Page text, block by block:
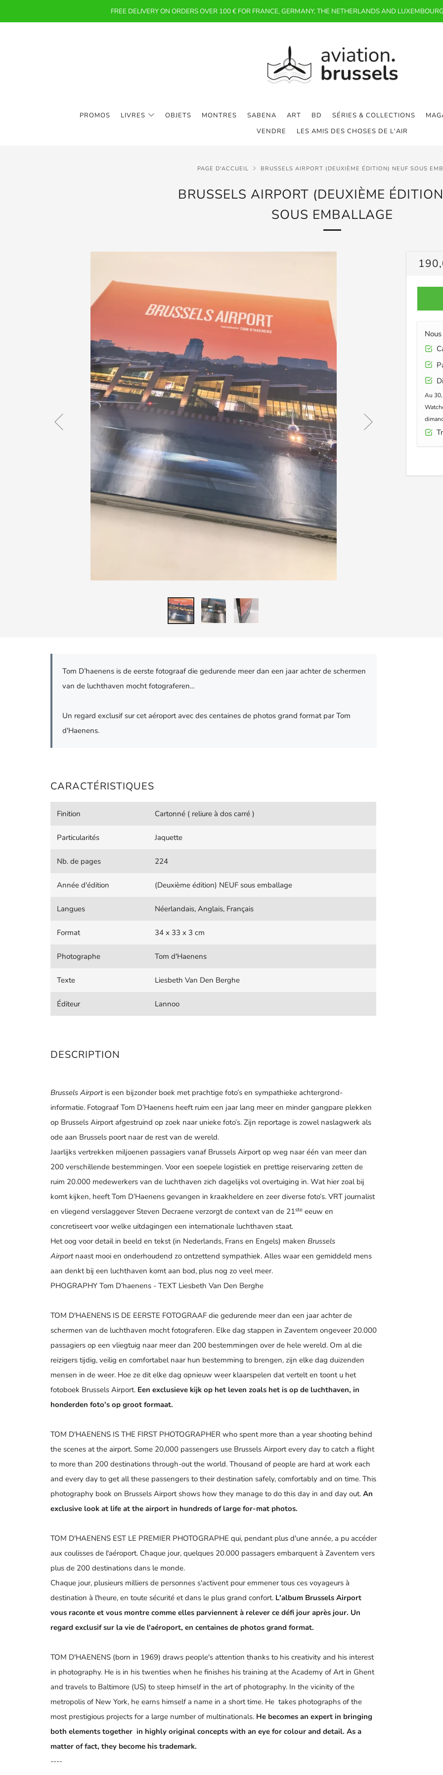
FREE DELIVERY ON ORDERS OVER 100 € FOR FRANCE, GERMANY, THE NETHERLANDS AND
PROMOS LIVRES OBJETS MONTRES SABENA ART BD SÉRIES & COLLECTIONS
VENDRE
LES AMIS DES CHOSES DE L'AIR
PAGE D'ACCUEIL BRUSSELS AIRPORT (DEUXIÈME ÉDITION) NEUF SOUS
BRUSSELS AIRPORT (DEUXIÈME
SOUS EMBALLAGE
PRIX
Au
Tom D’haenens is de eerste fotograaf die gedurende meer dan een jaar achter de schermen
van de luchthaven mocht fotograferen...
Un regard exclusif sur cet aéroport avec des centaines de photos grand format par Tom
d'Haenens.
CARACTÉRISTIQUES
Finition Cartonné ( reliure à dos carré )
Particularités Jaquette
Nb. de pages 224
Année d'édition (Deuxième édition) NEUF sous emballage
Langues Néerlandais, Anglais, Français
Format 34 x 33 x 3 cm
Photographe Tom d'Haenens
Texte Liesbeth Van Den Berghe
Éditeur Lannoo
DESCRIPTION
Brussels Airport is een bijzonder boek met prachtige foto’s en sympathieke achtergrond-
informatie. Fotograaf Tom D’Haenens heeft ruim een jaar lang meer en minder gangpare plekken
op Brussels Airport afgestruind op zoek naar unieke foto’s. Zijn reportage is zowel naslagwerk als
ode aan Brussels poort naar de rest van de wereld.
Jaarlijks vertrekken miljoenen passagiers vanaf Brussels Airport op weg naar één van meer dan
200 verschillende bestemmingen. Voor een soepele logistiek en prettige reiservaring zetten de
ruim 20.000 medewerkers van de luchthaven zich dagelijks vol overtuiging in. Wat hier zoal bij
komt kijken, heeft Tom D’Haenens gevangen in kraakheldere en zeer diverse foto’s. VRT journalist
en vliegend verslaggever Steven Decraene verzorgt de context van de 21ste eeuw en
concretiseert voor welke uitdagingen een internationale luchthaven staat.
Het oog voor detail in beeld en tekst (in Nederlands, Frans en Engels) maken Brussels
Airportnaast mooi en onderhoudend zo ontzettend sympathiek. Alles waar een gemiddeld mens
aan denkt bij een luchthaven komt aan bod, plus nog zo veel meer.
PHOGRAPHY Tom D’haenens - TEXT Liesbeth Van Den Berghe
TOM D'HAENENS IS DE EERSTE FOTOGRAAF die gedurende meer dan een jaar achter de
schermen van de luchthaven mocht fotograferen. Elke dag stappen in Zaventem ongeveer 20.000
passagiers op een vliegtuig naar meer dan 200 bestemmingen over de hele wereld. Om al die
reizigers tijdig, veilig en comfortabel naar hun bestemming to brengen, zijn elke dag duizenden
mensen in de weer. Hoe ze dit elke dag opnieuw weer klaarspelen dat vertelt en toont u het
fotoboek Brussels Airport. Een exclusieve kijk op het leven zoals het is op de luchthaven, in
honderden foto's op groot formaat.
TOM D'HAENENS IS THE FIRST PHOTOGRAPHER who spent more than a year shooting behind
the scenes at the airport. Some 20,000 passengers use Brussels Airport every day to catch a flight
to more than 200 destinations through-out the world. Thousand of people are hard at work each
and every day to get all these passengers to their destination safely, comfortably and on time. This
photography book on Brussels Airport shows how they manage to do this day in and day out. An
exclusive look at life at the airport in hundreds of large for-mat photos.
TOM D'HAENENS EST LE PREMIER PHOTOGRAPHE qui, pendant plus d'une année, a pu accéder
aux coulisses de l'aéroport. Chaque jour, quelques 20.000 passagers embarquent à Zaventem vers
plus de 200 destinations dans le monde.
Chaque jour, plusieurs milliers de personnes s'activent pour emmener tous ces voyageurs à
destination à l'heure, en toute sécurité et dans le plus grand confort. L'album Brussels Airport
vous raconte et vous montre comme elles parviennent à relever ce défi jour après jour. Un
regard exclusif sur la vie de l'aéroport, en centaines de photos grand format.
TOM D'HAENENS (born in 1969) draws people's attention thanks to his creativity and his interest
in photography. He is in his twenties when he finishes his training at the Academy of Art in Ghent
and travels to Baltimore (US) to steep himself in the art of photography. In the vicinity of the
metropolis of New York, he earns himself a name in a short time. He takes photographs of the
most prestigious projects for a large number of multinationals. He becomes an expert in bringing
both elements together in highly original concepts with an eye for colour and detail. As a
matter of fact, they become his trademark.
----